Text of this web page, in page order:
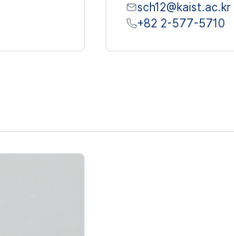
sch12@kaist.ac.kr
+82 2-577-5710